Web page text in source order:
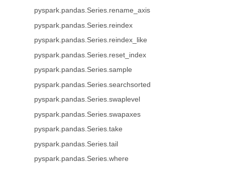
pyspark.pandas.Series.rename_axis
pyspark.pandas.Series.reindex
pyspark.pandas.Series.reindex_like
pyspark.pandas.Series.reset_index
pyspark.pandas.Series.sample
pyspark.pandas.Series.searchsorted
pyspark.pandas.Series.swaplevel
pyspark.pandas.Series.swapaxes
pyspark.pandas.Series.take
pyspark.pandas.Series.tail
pyspark.pandas.Series.where